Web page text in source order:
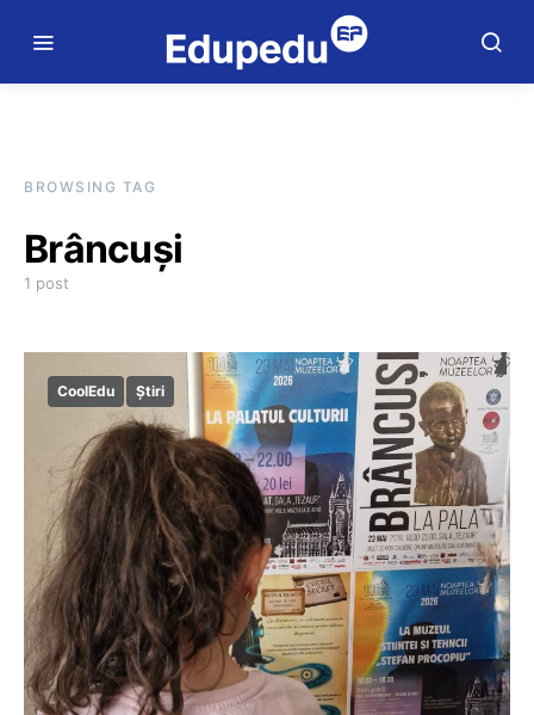
BROWSING TAG
Brâncuși
1 post
CoolEdu Știri